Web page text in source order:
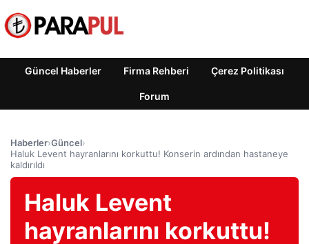
Güncel Haberler Firma Rehberi Çerez Politikası
Forum
Haberler›Güncel›
Haluk Levent hayranlarını korkuttu! Konserin ardından hastaneye
kaldırıldı
Haluk Levent
hayranlarını korkuttu!